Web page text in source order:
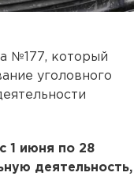
№177, который
уголовного
1 июня по 28
деятельность,